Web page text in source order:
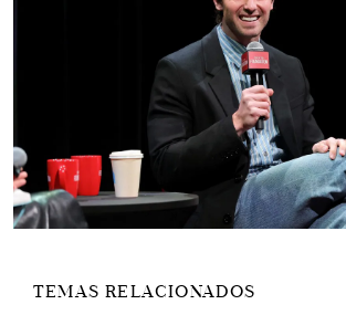
TEMAS RELACIONADOS